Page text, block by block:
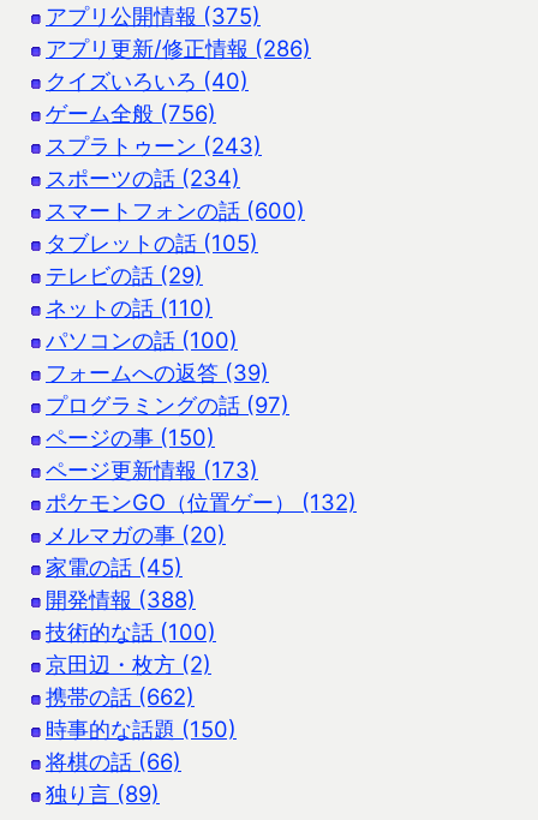
アプリ公開情報 (375)
アプリ更新/修正情報 (286)
クイズいろいろ (40)
ゲーム全般 (756)
スプラトゥーン (243)
スポーツの話 (234)
スマートフォンの話 (600)
タブレットの話 (105)
テレビの話 (29)
ネットの話 (110)
パソコンの話 (100)
フォームへの返答 (39)
プログラミングの話 (97)
ページの事 (150)
ページ更新情報 (173)
ポケモンGO（位置ゲー） (132)
メルマガの事 (20)
家電の話 (45)
開発情報 (388)
技術的な話 (100)
京田辺・枚方 (2)
携帯の話 (662)
時事的な話題 (150)
将棋の話 (66)
独り言 (89)